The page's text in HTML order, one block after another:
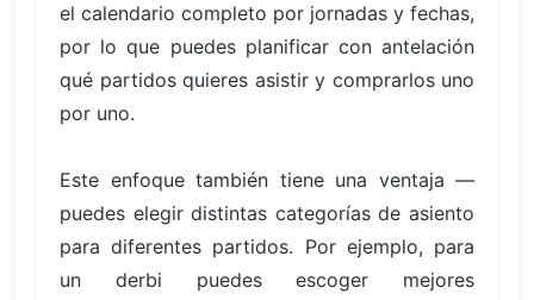
el calendario completo por jornadas y fechas,
por lo que puedes planificar con antelación
qué partidos quieres asistir y comprarlos uno
por uno.
Este enfoque también tiene una ventaja —
puedes elegir distintas categorías de asiento
para diferentes partidos. Por ejemplo, para
un derbi puedes escoger mejores